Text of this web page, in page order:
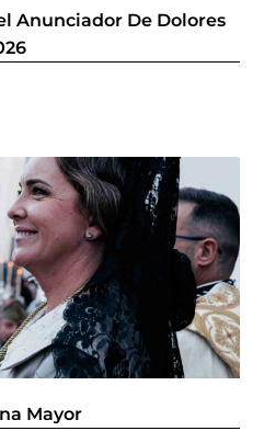
Anunciador De Dolores
Mayor